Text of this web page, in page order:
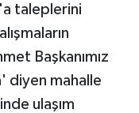
taleplerini
Başkanımız
diyen mahalle
ulaşım